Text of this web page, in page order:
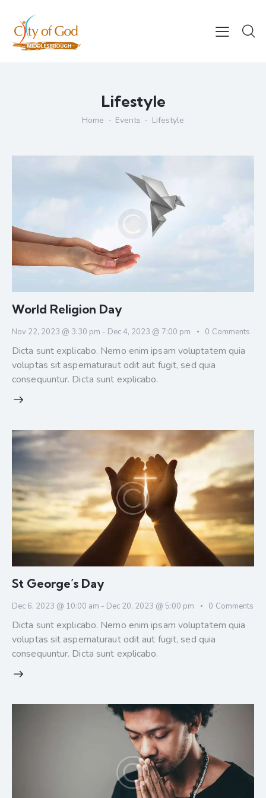
Lifestyle
Home Events Lifestyle
World Religion Day
Nov 22, 2023 @ 3:30 pm - Dec 4, 2023 @ 7:00 pm 0 Comments
Dicta sunt explicabo. Nemo enim ipsam voluptatem quia
voluptas sit aspernaturaut odit aut fugit, sed quia
consequuntur. Dicta sunt explicabo.
St George’s Day
Dec 6, 2023 @ 10:00 am - Dec 20, 2023 @ 5:00 pm 0 Comments
Dicta sunt explicabo. Nemo enim ipsam voluptatem quia
voluptas sit aspernaturaut odit aut fugit, sed quia
consequuntur. Dicta sunt explicabo.